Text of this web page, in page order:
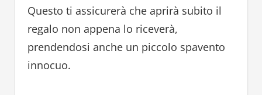
Questo ti assicurerà che aprirà subito il
regalo non appena lo riceverà,
prendendosi anche un piccolo spavento
innocuo.